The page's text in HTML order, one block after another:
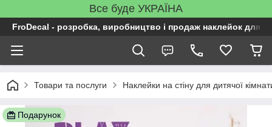
Все буде УКРАЇНА
FroDecal - розробка, виробництво і продаж наклейок для
Товари та послуги Наклейки на стіну для дитячої
Подарунок